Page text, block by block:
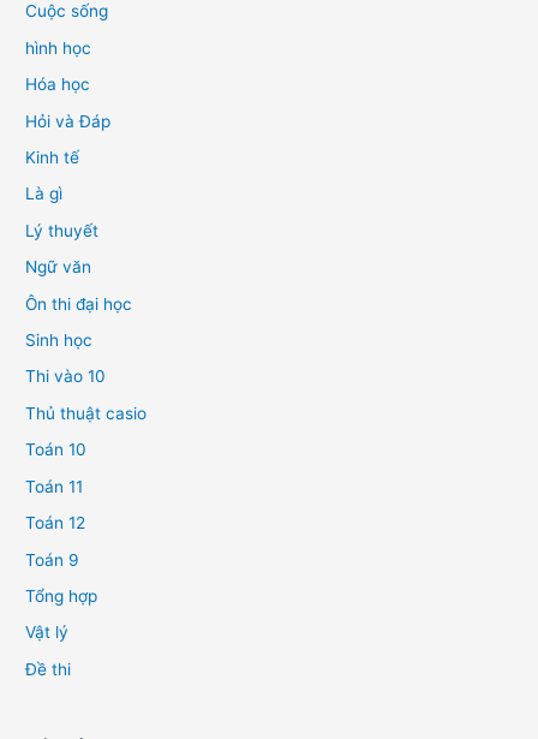
Cuộc sống
hình học
Hóa học
Hỏi và Đáp
Kinh tế
Là gì
Lý thuyết
Ngữ văn
Ôn thi đại học
Sinh học
Thi vào 10
Thủ thuật casio
Toán 10
Toán 11
Toán 12
Toán 9
Tổng hợp
Vật lý
Đề thi